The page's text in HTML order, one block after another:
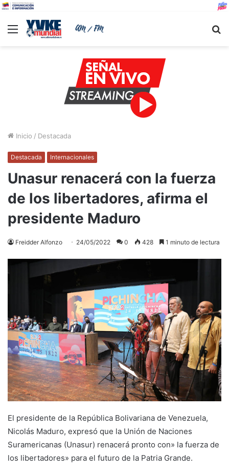
Menu
Inicio / Destacada
Destacada Internacionales
Unasur renacerá con la fuerza
de los libertadores, afirma el
presidente Maduro
Freidder Alfonzo 24/05/2022 0 428 1 minuto de lectura
El presidente de la República Bolivariana de Venezuela,
Nicolás Maduro, expresó que la Unión de Naciones
Suramericanas (Unasur) renacerá pronto con» la fuerza de
los libertadores» para el futuro de la Patria Grande.